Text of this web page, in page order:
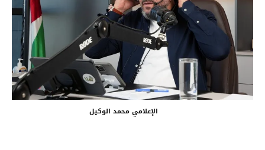
الإعلامي محمد الوكيل